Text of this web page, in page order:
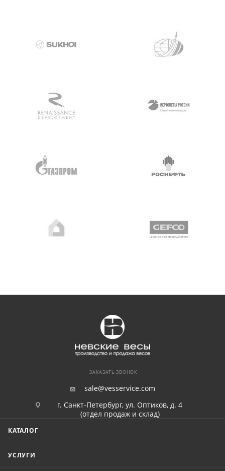
ЗАКАЗАТЬ ЗВОНОК
sale@vesservice.com
г. Санкт-Петербург, ул. Оптиков, д. 4
(отдел продаж и склад)
КАТАЛОГ
УСЛУГИ